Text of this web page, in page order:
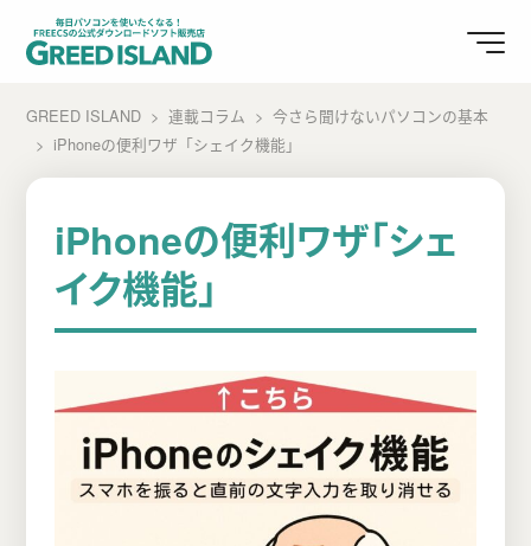
GREED ISLAND 連載コラム
今さら聞けないパソコンの基本
iPhoneの便利ワザ「シェイク機能」
iPhoneの便利ワザ「シェ
イク機能」